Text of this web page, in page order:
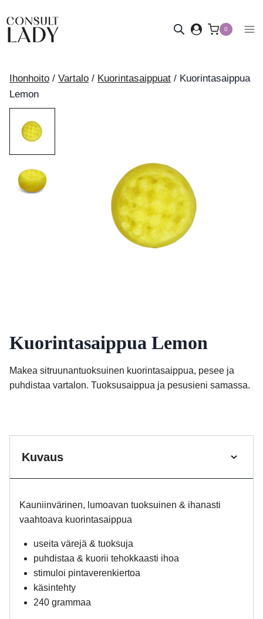
sisältöön
0
Ihonhoito / Vartalo / Kuorintasaippuat / Kuorintasaippua
Lemon
Kuorintasaippua Lemon
Makea sitruunantuoksuinen kuorintasaippua, pesee ja
puhdistaa vartalon. Tuoksusaippua ja pesusieni samassa.
Kuvaus
Kauniinvärinen, lumoavan tuoksuinen & ihanasti
vaahtoava kuorintasaippua
useita värejä & tuoksuja
puhdistaa & kuorii tehokkaasti ihoa
stimuloi pintaverenkiertoa
käsintehty
240 grammaa